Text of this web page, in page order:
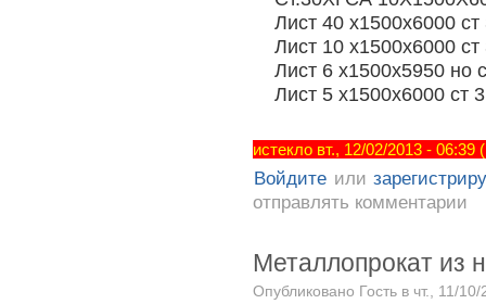
Лист 40 х1500х6000 ст
Лист 10 х1500х6000 ст
Лист 6 х1500х5950 но
Лист 5 х1500х6000 ст 3
истекло вт., 12/02/2013 -
Войдите или
отправлять комментарии
Металлопрокат из
Опубликовано Гость в чт., 11/